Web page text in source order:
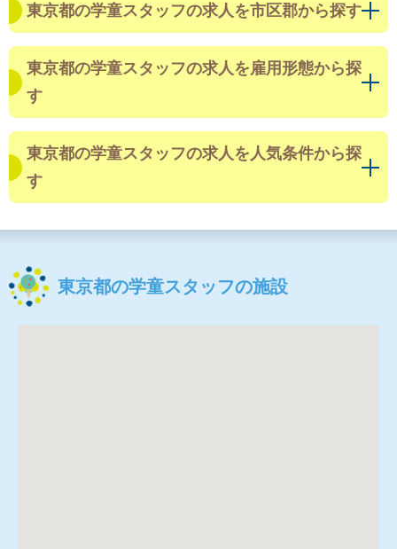
東京都の学童スタッフの求人を市区郡から探す
東京都の学童スタッフの求人を雇用形態から探
す
東京都の学童スタッフの求人を人気条件から探
す
東京都の学童スタッフの施設